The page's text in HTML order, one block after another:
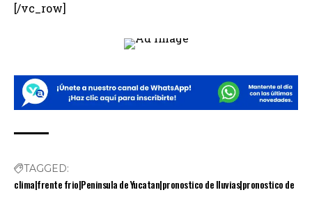
[/vc_row]
TAGGED:
clima|frente frio|Peninsula de Yucatan|pronostico de lluvias|pronostico de